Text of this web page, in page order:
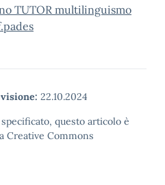
TUTOR multilinguismo
22.10.2024
questo articolo è
Creative Commons